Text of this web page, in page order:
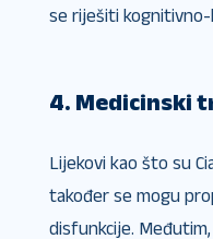
se riješiti
4. Medicinski
Lijekovi kao što su
također se mogu
disfunkcije.